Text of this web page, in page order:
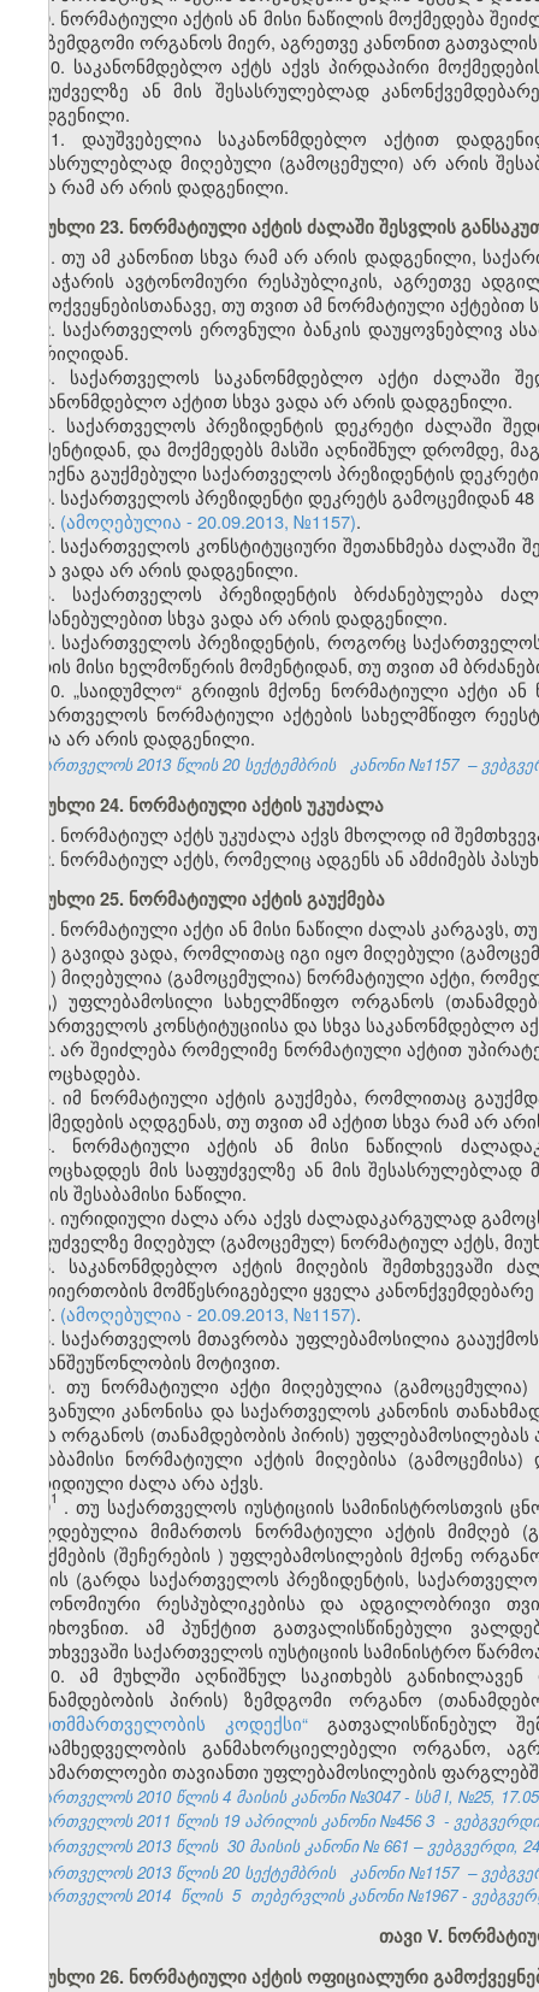
9. ნორმატიული აქტის ან მისი ნაწილის მოქმედება
და ზემდგომი ორგანოს მიერ, აგრეთვე კანონით
10. საკანონმდებლო აქტს აქვს პირდაპირი
საფუძველზე ან მის შესასრულებლად
დადგენილი.
11. დაუშვებელია საკანონმდებლო აქტით
შესასრულებლად მიღებული (გამოცემული) არ არის
სხვა რამ არ არის დადგენილი.
მუხლი 23. ნორმატიული აქტის ძალაში შესვლის
1. თუ ამ კანონით სხვა რამ არ არის დადგენილი,
და აჭარის ავტონომიური რესპუბლიკის, აგრეთვე
გამოქვეყნებისთანავე, თუ თვით ამ ნორმატიული
2. საქართველოს ეროვნული ბანკის დაუყოვნებლივ
თარიღიდან.
3. საქართველოს საკანონმდებლო აქტი ძალაში
საკანონმდებლო აქტით სხვა ვადა არ არის დადგენილი.
4. საქართველოს პრეზიდენტის დეკრეტი ძალაში
მომენტიდან, და მოქმედებს მასში აღნიშნულ დრომდე,
არ იქნა გაუქმებული საქართველოს პრეზიდენტის
5. საქართველოს პრეზიდენტი დეკრეტს გამოცემიდან
6. (ამოღებულია - 20.09.2013, №1157).
7. საქართველოს კონსტიტუციური შეთანხმება ძალაში
სხვა ვადა არ არის დადგენილი.
8. საქართველოს პრეზიდენტის ბრძანებულება
ბრძანებულებით სხვა ვადა არ არის დადგენილი.
9. საქართველოს პრეზიდენტის, როგორც
შედის მისი ხელმოწერის მომენტიდან, თუ თვით ამ
10. „საიდუმლო“ გრიფის მქონე ნორმატიული აქტი
საქართველოს ნორმატიული აქტების სახელმწიფო
ვადა არ არის დადგენილი.
საქართველოს 2013 წლის 20 სექტემბრის კანონი №1157 –
მუხლი 24. ნორმატიული აქტის უკუძალა
1. ნორმატიულ აქტს უკუძალა აქვს მხოლოდ იმ
2. ნორმატიულ აქტს, რომელიც ადგენს ან ამძიმებს
მუხლი 25. ნორმატიული აქტის გაუქმება
1. ნორმატიული აქტი ან მისი ნაწილი ძალას კარგავს,
ა) გავიდა ვადა, რომლითაც იგი იყო მიღებული
ბ) მიღებულია (გამოცემულია) ნორმატიული აქტი,
გ) უფლებამოსილი სახელმწიფო ორგანოს
საქართველოს კონსტიტუციისა და სხვა საკანონმდებლო
2. არ შეიძლება რომელიმე ნორმატიული აქტით
გამოცხადება.
3. იმ ნორმატიული აქტის გაუქმება, რომლითაც
მოქმედების აღდგენას, თუ თვით ამ აქტით სხვა რამ არ
4. ნორმატიული აქტის ან მისი ნაწილის
გამოცხადდეს მის საფუძველზე ან მის
აქტის შესაბამისი ნაწილი.
5. იურიდიული ძალა არა აქვს ძალადაკარგულად
საფუძველზე მიღებულ (გამოცემულ) ნორმატიულ აქტს,
6. საკანონმდებლო აქტის მიღების შემთხვევაში
ურთიერთობის მომწესრიგებელი ყველა
7. (ამოღებულია - 20.09.2013, №1157).
8. საქართველოს მთავრობა უფლებამოსილია
მიზანშეუწონლობის მოტივით.
9. თუ ნორმატიული აქტი მიღებულია
ორგანული კანონისა და საქართველოს კანონის
სხვა ორგანოს (თანამდებობის პირის)
შესაბამისი ნორმატიული აქტის მიღებისა
იურიდიული ძალა არა აქვს.
91 . თუ საქართველოს იუსტიციის სამინისტროსთვის
ვალდებულია მიმართოს ნორმატიული აქტის მიმღებ
გაუქმების (შეჩერების ) უფლებამოსილების მქონე
აქტის (გარდა საქართველოს პრეზიდენტის,
ავტონომიური რესპუბლიკებისა და ადგილობრივი
მოთხოვნით. ამ პუნქტით გათვალისწინებული
შემთხვევაში საქართველოს იუსტიციის სამინისტრო
10. ამ მუხლში აღნიშნულ საკითხებს
(თანამდებობის პირის) ზემდგომი ორგანო
თვითმმართველობის კოდექსი“ გათვალისწინებულ
ზედამხედველობის განმახორციელებელი ორგანო,
სასამართლოები თავიანთი უფლებამოსილების
საქართველოს 2010 წლის 4 მაისის კანონი №3047 - სსმ I, №25,
საქართველოს 2011 წლის 19 აპრილის კანონი №456 3 -
საქართველოს 2013 წლის 30 მაისის კანონი № 661 – ვებგვერდი,
საქართველოს 2013 წლის 20 სექტემბრის
კანონი №1157 –
საქართველოს 2014 წლის 5 თებერვლის კანონი №1967 -
თავი V.
მუხლი 26. ნორმატიული აქტის ოფიციალური